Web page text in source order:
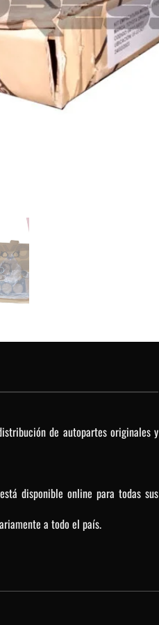
de autopartes originales y
disponible online para todas sus
a todo el país.